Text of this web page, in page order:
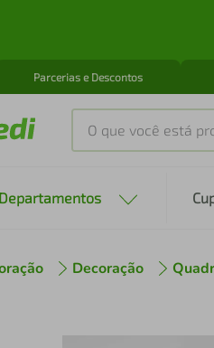
Parcerias e Descontos
O que você está
Decoração
º cafeteira